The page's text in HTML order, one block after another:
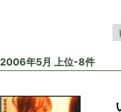
2006年5月 上位-8件